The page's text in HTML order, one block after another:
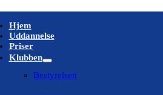
Hjem
Uddannelse
Priser
Klubben
Bestyrelsen